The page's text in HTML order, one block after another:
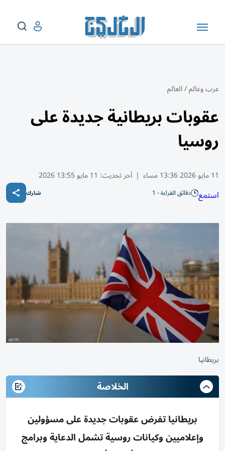
عرب وعالم/العالم
عقوبات بريطانية جديدة على
روسيا
11 مايو 2026 13:36 مساء | آخر تحديث: 11 مايو 13:55 2026
استمع دقائق القراءة - 1 شارك
بريطانيا
الخلاصة
بريطانيا تفرض عقوبات جديدة على مسؤولين
وإعلاميين وكيانات روسية تشمل الدعاية وبرامج